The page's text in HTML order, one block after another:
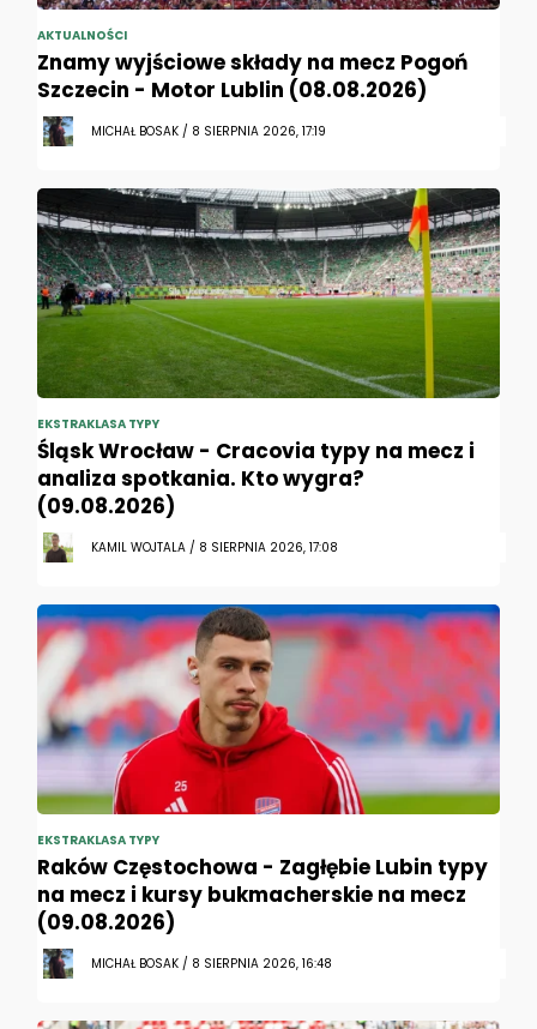
AKTUALNOŚCI
Znamy wyjściowe składy na mecz Pogoń
Szczecin - Motor Lublin (08.08.2026)
MICHAŁ BOSAK / 8 SIERPNIA 2026, 17:19
EKSTRAKLASA TYPY
Śląsk Wrocław - Cracovia typy na mecz i
analiza spotkania. Kto wygra?
(09.08.2026)
KAMIL WOJTALA / 8 SIERPNIA 2026, 17:08
EKSTRAKLASA TYPY
Raków Częstochowa - Zagłębie Lubin typy
na mecz i kursy bukmacherskie na mecz
(09.08.2026)
MICHAŁ BOSAK / 8 SIERPNIA 2026, 16:48